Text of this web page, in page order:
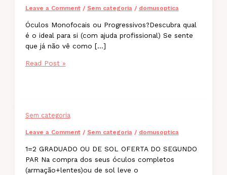
Leave a Comment / Sem categoria/ domusoptica
Óculos Monofocais ou Progressivos?Descubra qual
é o ideal para si (com ajuda profissional) Se sente
que já não vê como […]
Óculos
qual
o
ideal
para
si
Read Post »
Sem categoria
Leave a Comment / Sem categoria/ domusoptica
1=2 GRADUADO OU DE SOL OFERTA DO SEGUNDO
PAR Na compra dos seus óculos completos
(armação+lentes)ou de sol leve o